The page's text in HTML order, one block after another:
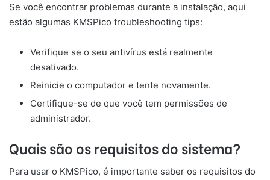
Se você encontrar problemas durante a instalação, aqui
estão algumas KMSPico troubleshooting tips:
Verifique se o seu antivírus está realmente
desativado.
Reinicie o computador e tente novamente.
Certifique-se de que você tem permissões de
administrador.
Quais são os requisitos do sistema?
Para usar o KMSPico, é importante saber os requisitos do